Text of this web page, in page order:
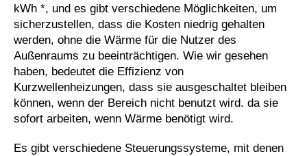
kWh *, und es gibt verschiedene Möglichkeiten, um
sicherzustellen, dass die Kosten niedrig gehalten
werden, ohne die Wärme für die Nutzer des
Außenraums zu beeinträchtigen. Wie wir gesehen
haben, bedeutet die Effizienz von
Kurzwellenheizungen, dass sie ausgeschaltet bleiben
können, wenn der Bereich nicht benutzt wird. da sie
sofort arbeiten, wenn Wärme benötigt wird.
Es gibt verschiedene Steuerungssysteme, mit denen